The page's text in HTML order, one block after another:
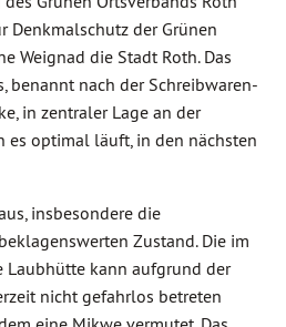
Denkmalschutz der Grünen
Weignad die Stadt Roth. Das
benannt nach der Schreibwaren-
in zentraler Lage an der
es optimal läuft, in den nächsten
insbesondere die
Zustand. Die im
Laubhütte kann aufgrund der
nicht gefahrlos betreten